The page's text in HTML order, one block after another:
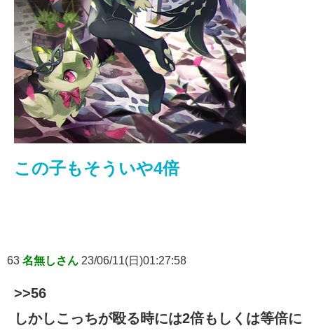
この子もそういや4倍
63 名無しさん 23/06/11(日)01:27:58
>>56
しかしこっちが殴る時には2倍もしくは等倍に